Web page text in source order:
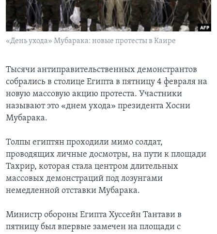
Learning English
СОЦИАЛЬНЫЕ СЕТИ
Языки
«День ухода» Мубарака: новые протесты в Каире
Тысячи антиправительственных демонстрантов
собрались в столице Египта в пятницу 4 февраля на
новую массовую акцию протеста. Участники
называют это «днем ухода» президента Хосни
Мубарака.
Толпы египтян проходили мимо солдат,
проводящих личные досмотры, на пути к площади
Тахрир, которая стала центром длительных
массовых демонстраций под лозунгами
немедленной отставки Мубарака.
Министр обороны Египта Хуссейн Тантави в
пятницу был впервые замечен на площади с